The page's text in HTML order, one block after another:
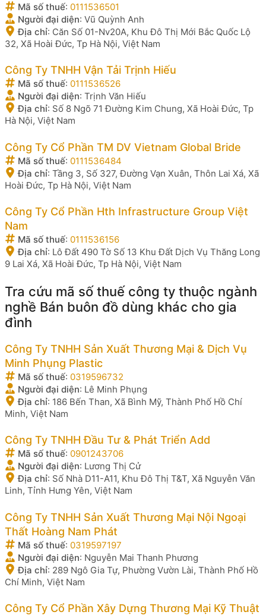
Mã số thuế: 0111536501
Người đại diện: Vũ Quỳnh Anh
Địa chỉ: Căn Số 01-Nv20A, Khu Đô Thị Mới Bắc Quốc Lộ
32, Xã Hoài Đức, Tp Hà Nội, Việt Nam
Công Ty TNHH Vận Tải Trịnh Hiếu
Mã số thuế: 0111536526
Người đại diện: Trịnh Văn Hiếu
Địa chỉ: Số 8 Ngõ 71 Đường Kim Chung, Xã Hoài Đức, Tp
Hà Nội, Việt Nam
Công Ty Cổ Phần TM DV Vietnam Global Bride
Mã số thuế: 0111536484
Địa chỉ: Tầng 3, Số 327, Đường Vạn Xuân, Thôn Lai Xá, Xã
Hoài Đức, Tp Hà Nội, Việt Nam
Công Ty Cổ Phần Hth Infrastructure Group Việt
Nam
Mã số thuế: 0111536156
Địa chỉ: Lô Đất 490 Tờ Số 13 Khu Đất Dịch Vụ Thăng Long
9 Lai Xá, Xã Hoài Đức, Tp Hà Nội, Việt Nam
Tra cứu mã số thuế công ty thuộc ngành
nghề Bán buôn đồ dùng khác cho gia
đình
Công Ty TNHH Sản Xuất Thương Mại & Dịch Vụ
Minh Phụng Plastic
Mã số thuế: 0319596732
Người đại diện: Lê Minh Phụng
Địa chỉ: 186 Bến Than, Xã Bình Mỹ, Thành Phố Hồ Chí
Minh, Việt Nam
Công Ty TNHH Đầu Tư & Phát Triển Add
Mã số thuế: 0901243706
Người đại diện: Lương Thị Cử
Địa chỉ: Số Nhà D11-A11, Khu Đô Thị T&T, Xã Nguyễn Văn
Linh, Tỉnh Hưng Yên, Việt Nam
Công Ty TNHH Sản Xuất Thương Mại Nội Ngoại
Thất Hoàng Nam Phát
Mã số thuế: 0319597197
Người đại diện: Nguyễn Mai Thanh Phương
Địa chỉ: 289 Ngô Gia Tự, Phường Vườn Lài, Thành Phố Hồ
Chí Minh, Việt Nam
Công Ty Cổ Phần Xây Dựng Thương Mại Kỹ Thuật